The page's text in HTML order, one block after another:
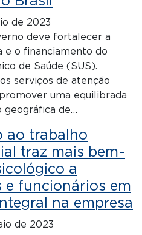
de 2023
deve fortalecer a
e o financiamento do
de Saúde (SUS).
serviços de atenção
uma equilibrada
geográfica de…
ao trabalho
traz mais bem-
a
e funcionários em
na empresa
de 2023